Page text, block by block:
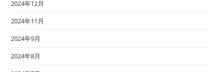
2024年12月
2024年11月
2024年9月
2024年8月